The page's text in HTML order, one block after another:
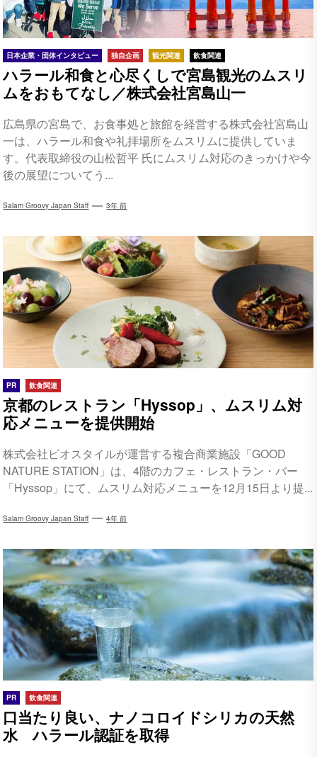
日本企業・団体インタビュー 独自企画 観光関連 飲食関連
ハラール和食と心尽くしで宮島観光のムスリ
ムをおもてなし／株式会社宮島山一
広島県の宮島で、お食事処と旅館を経営する株式会社宮島山
一は、ハラール和食や礼拝場所をムスリムに提供していま
す。代表取締役の山松哲平 氏にムスリム対応のきっかけや今
後の展望についてう...
Salam Groovy Japan Staff 3年 前
PR 飲食関連
京都のレストラン「Hyssop」、ムスリム対
応メニューを提供開始
株式会社ビオスタイルが運営する複合商業施設「GOOD
NATURE STATION」は、4階のカフェ・レストラン・バー
「Hyssop」にて、ムスリム対応メニューを12月15日より提...
Salam Groovy Japan Staff 4年 前
PR 飲食関連
口当たり良い、ナノコロイドシリカの天然
水 ハラール認証を取得